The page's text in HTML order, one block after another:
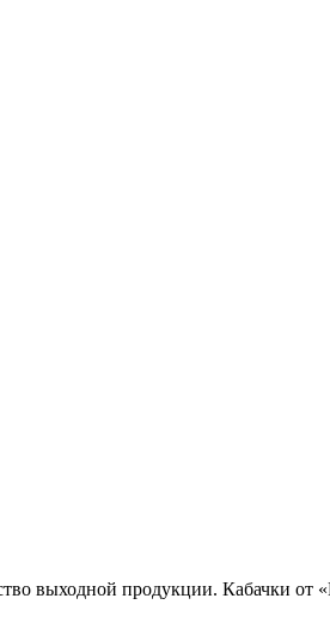
выходной продукции. Кабачки от